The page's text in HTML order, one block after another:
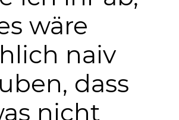
wäre
naiv
dass
nicht